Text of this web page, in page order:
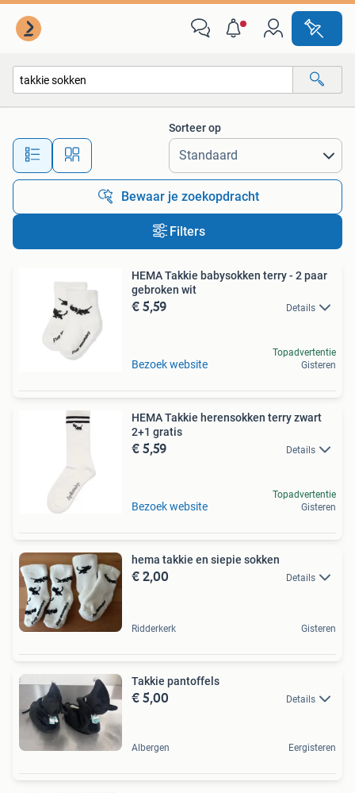
Alle afstanden…
Sorteer op
Bewaar je zoekopdracht
Filters
HEMA Takkie babysokken terry - 2 paar
gebroken wit
€ 5,59 Details
Bezoek website
Topadvertentie
Gisteren
HEMA Takkie herensokken terry zwart
2+1 gratis
€ 5,59 Details
Bezoek website
Topadvertentie
Gisteren
hema takkie en siepie sokken
€ 2,00 Details
Ridderkerk Gisteren
Takkie pantoffels
€ 5,00 Details
Albergen Eergisteren